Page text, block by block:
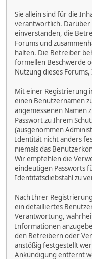
Sie allein sind für die
verantwortlich. Darüber
einverstanden, die
Forums und
halten. Die Betreiber
formellen Beschwerde
Nutzung dieses
Mit einer Registrierung
einen Benutzernamen
angemessenen Namen
Passwort zu Ihrem
(ausgenommen
Identität nicht anders
niemals das
Wir empfehlen die
eindeutigen Passworts
Identitätsdiebstahl zu
Nach Ihrer
ein detailliertes
Verantwortung,
Informationen
den Betreibern oder
anstößig festgestellt
Ankündigung entfernt